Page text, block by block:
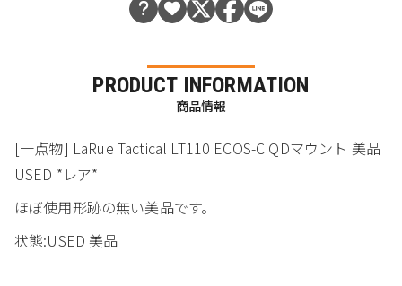
PRODUCT INFORMATION
商品情報
[一点物] LaRue Tactical LT110 ECOS-C QDマウント 美品
USED *レア*
ほぼ使用形跡の無い美品です。
状態:USED 美品